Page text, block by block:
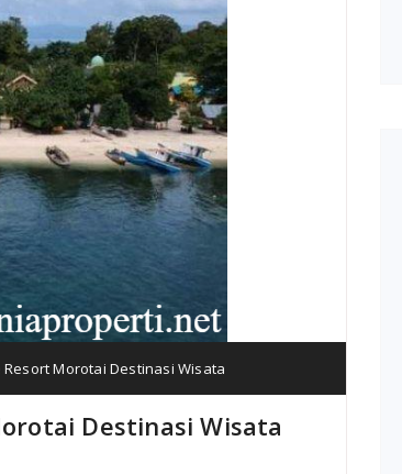
Morotai Destinasi Wisata
Destinasi Wisata